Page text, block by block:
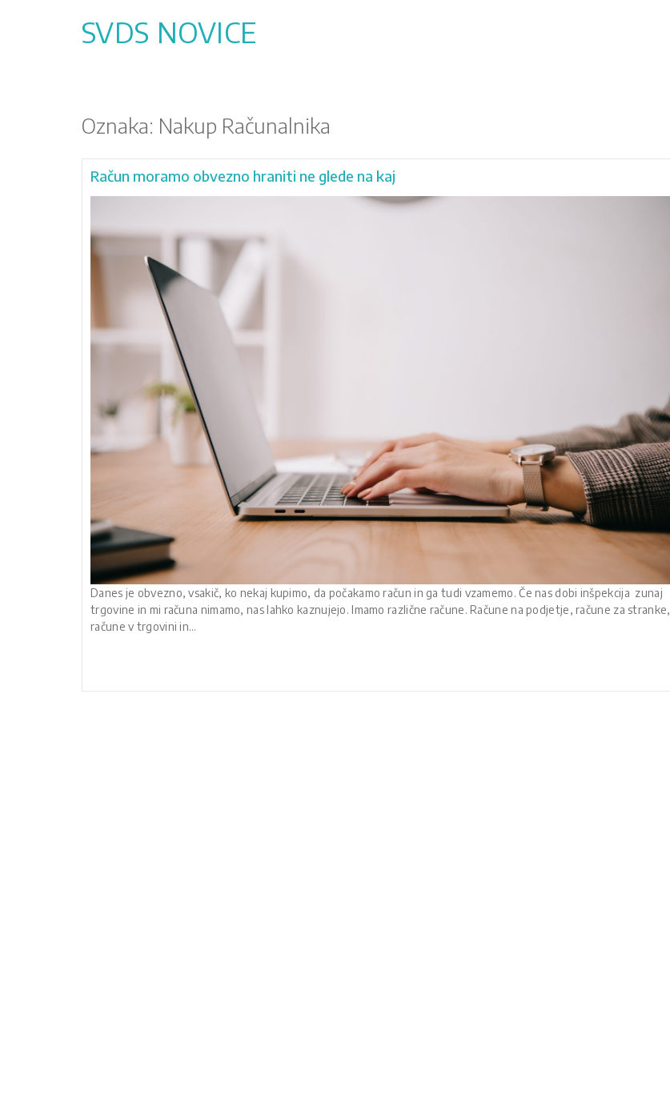
SVDS NOVICE
Oznaka: Nakup Računalnika
Račun moramo obvezno hraniti ne glede na kaj
Danes je obvezno, vsakič, ko nekaj kupimo, da počakamo račun in ga tudi vzamemo. Če nas dobi inšpekcija zunaj
trgovine in mi računa nimamo, nas lahko kaznujejo. Imamo različne račune. Račune na podjetje, račune za stranke,
račune v trgovini in…